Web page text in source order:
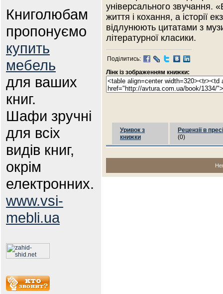
Книголюбам
пропонуємо
купить
мебель
для ваших
книг.
Шафи зручні
для всіх
видів книг,
окрім
електронних.
www.vsi-
mebli.ua
універсального звучання.
життя і кохання, а історії
відлунюють цитатами з
літературної класики.
Поділитись:
Лінк із зображенням книжки:
Уривок з
книжки
Рецензії в пресі
(0)